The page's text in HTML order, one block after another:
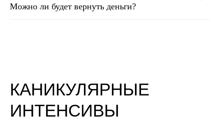
Можно ли будет вернуть деньги?
КАНИКУЛЯРНЫЕ
ИНТЕНСИВЫ